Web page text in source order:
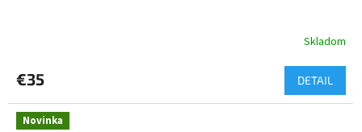
Skladom
€35 DETAIL
Novinka